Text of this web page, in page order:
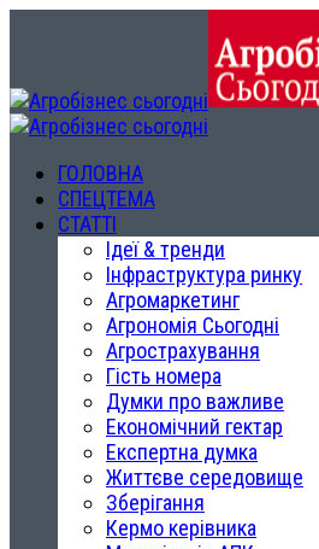
ГОЛОВНА
СПЕЦТЕМА
СТАТТІ
Ідеї & тренди
Інфраструктура ринку
Агромаркетинг
Агрономія Сьогодні
Агрострахування
Гість номера
Думки про важливе
Економічний гектар
Експертна думка
Життєве середовище
Зберігання
Кермо керівника